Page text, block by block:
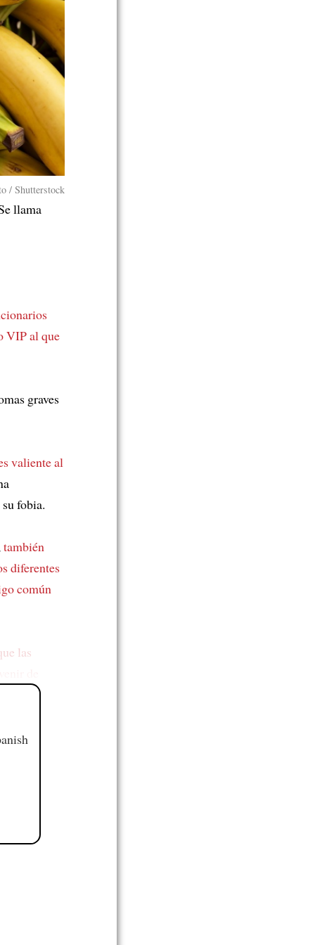
/ Shutterstock
llama
VIP al que
graves
valiente al
su fobia.
también
diferentes
común
las